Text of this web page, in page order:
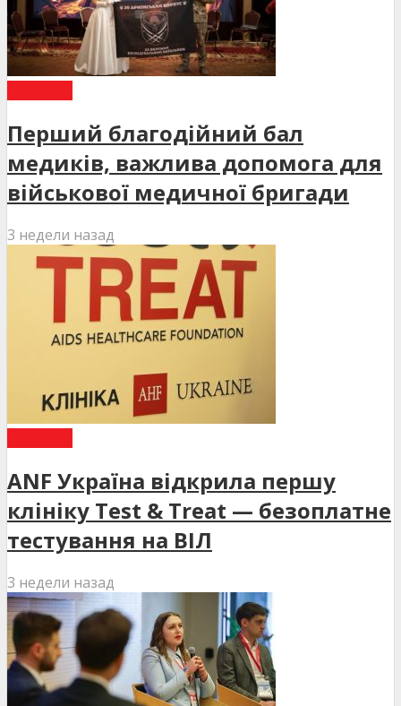
Перший благодійний бал
медиків, важлива допомога для
військової медичної бригади
3 недели назад
ANF Україна відкрила першу
клініку Test & Treat — безоплатне
тестування на ВІЛ
3 недели назад